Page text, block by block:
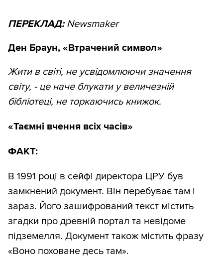
ПЕРЕКЛАД:Newsmaker
Ден Браун, «Втрачений символ»
Жити в світі, не усвідомлюючи значення
світу, - це наче блукати у величезній
бібліотеці, не торкаючись книжок.
«Таємні вчення всіх часів»
ФАКТ:
В 1991 році в сейфі директора ЦРУ був
замкнений документ. Він перебуває там і
зараз. Його зашифрований текст містить
згадки про древній портал та невідоме
підземелля. Документ також містить фразу
«Воно поховане десь там».